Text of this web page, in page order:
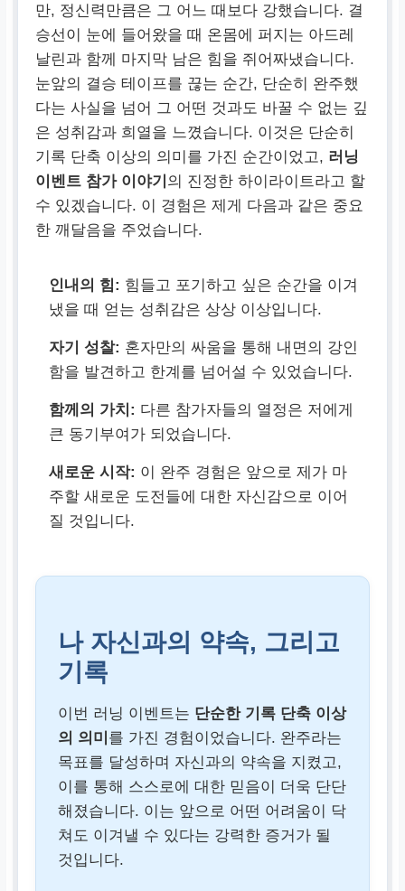
만, 정신력만큼은 그 어느 때보다 강했습니다. 결
승선이 눈에 들어왔을 때 온몸에 퍼지는 아드레
날린과 함께 마지막 남은 힘을 쥐어짜냈습니다.
눈앞의 결승 테이프를 끊는 순간, 단순히 완주했
다는 사실을 넘어 그 어떤 것과도 바꿀 수 없는 깊
은 성취감과 희열을 느꼈습니다. 이것은 단순히
기록 단축 이상의 의미를 가진 순간이었고, 러닝
이벤트 참가 이야기 의 진정한 하이라이트라고 할
수 있겠습니다. 이 경험은 제게 다음과 같은 중요
한 깨달음을 주었습니다.
인내의 힘: 힘들고 포기하고 싶은 순간을 이겨
냈을 때 얻는 성취감은 상상 이상입니다.
자기 성찰: 혼자만의 싸움을 통해 내면의 강인
함을 발견하고 한계를 넘어설 수 있었습니다.
함께의 가치: 다른 참가자들의 열정은 저에게
큰 동기부여가 되었습니다.
새로운 시작: 이 완주 경험은 앞으로 제가 마
주할 새로운 도전들에 대한 자신감으로 이어
질 것입니다.
나 자신과의 약속, 그리고
기록
이번 러닝 이벤트는 단순한 기록 단축 이상
의 의미 를 가진 경험이었습니다. 완주라는
목표를 달성하며 자신과의 약속을 지켰고,
이를 통해 스스로에 대한 믿음이 더욱 단단
해졌습니다. 이는 앞으로 어떤 어려움이 닥
쳐도 이겨낼 수 있다는 강력한 증거가 될
것입니다.